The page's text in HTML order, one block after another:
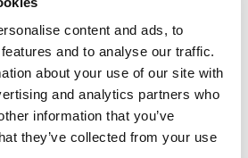
content and ads, to
and to analyse our traffic.
about your use of our site with
and analytics partners who
information that you’ve
they’ve collected from your use
Maastricht Aachen Airport:
vrachtafhandeling
voor onze Burendag 2026!